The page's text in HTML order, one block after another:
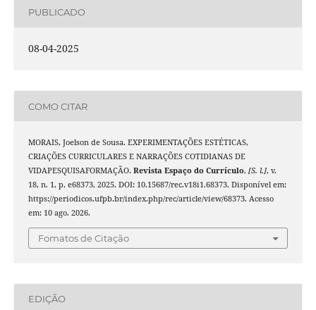
PUBLICADO
08-04-2025
COMO CITAR
MORAIS, Joelson de Sousa. EXPERIMENTAÇÕES ESTÉTICAS,
CRIAÇÕES CURRICULARES E NARRAÇÕES COTIDIANAS DE
VIDAPESQUISAFORMAÇÃO. Revista Espaço do Currículo, [S. l.], v.
18, n. 1, p. e68373, 2025. DOI: 10.15687/rec.v18i1.68373. Disponível em:
https://periodicos.ufpb.br/index.php/rec/article/view/68373. Acesso
em: 10 ago. 2026.
Fomatos de Citação
EDIÇÃO